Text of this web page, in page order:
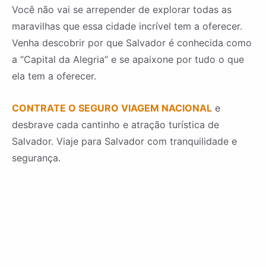
Você não vai se arrepender de explorar todas as
maravilhas que essa cidade incrível tem a oferecer.
Venha descobrir por que Salvador é conhecida como
a “Capital da Alegria” e se apaixone por tudo o que
ela tem a oferecer.
CONTRATE O SEGURO VIAGEM NACIONAL e
desbrave cada cantinho e atração turística de
Salvador. Viaje para Salvador com tranquilidade e
segurança.